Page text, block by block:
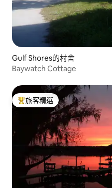
Gulf Shores的村舍
Baywatch Cottage
旅客精選榜首
旅客精選